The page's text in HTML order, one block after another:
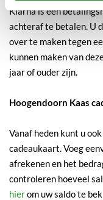
Klarna is een
achteraf te betalen. U
over te maken tegen
kunnen maken van
jaar of ouder zijn.
Hoogendoorn Kaas
Vanaf heden kunt u
cadeaukaart. Voeg
afrekenen en het
controleren hoeveel
hierom uw saldo te